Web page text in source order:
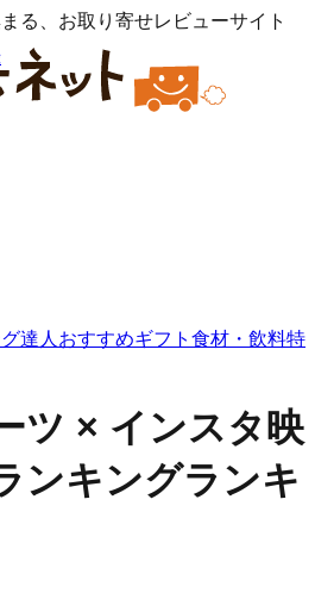
る、お取り寄せレビューサイト
達人おすすめギフト 食材・飲料特
ツ × インスタ映
ンキングランキ